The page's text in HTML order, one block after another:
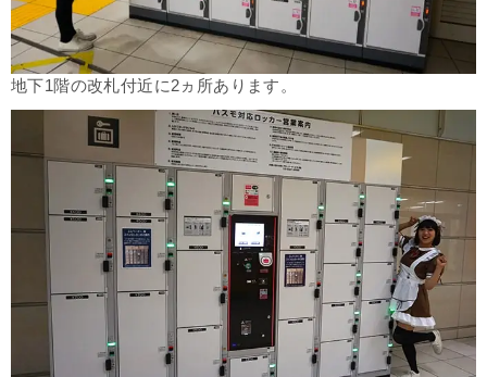
地下1階の改札付近に2ヵ所あります。